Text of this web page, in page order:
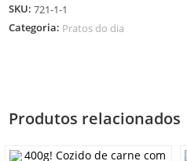
SKU:721-1-1
Categoria: Pratos do dia
Produtos relacionados